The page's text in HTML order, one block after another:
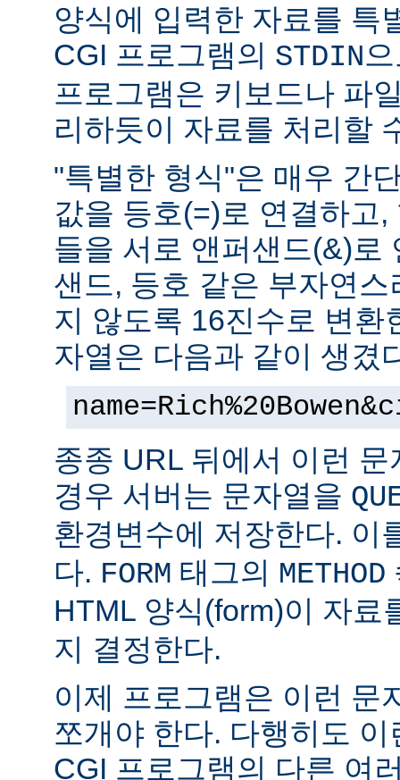
양식에 입력한 자료를 특
CGI 프로그램의 STDIN
프로그램은 키보드나 파
리하듯이 자료를 처리할
"특별한 형식"은 매우 간
값을 등호(=)로 연결하고
들을 서로 앤퍼샌드(&)로
샌드, 등호 같은 부자연
지 않도록 16진수로 변환
자열은 다음과 같이 생겼
종종 URL 뒤에서 이런
경우 서버는 문자열을
환경변수에 저장한다. 이
다. FORM 태그의 METHOD
HTML 양식(form)이 자료
지 결정한다.
이제 프로그램은 이런 문
쪼개야 한다. 다행히도
CGI 프로그램의 다른 여